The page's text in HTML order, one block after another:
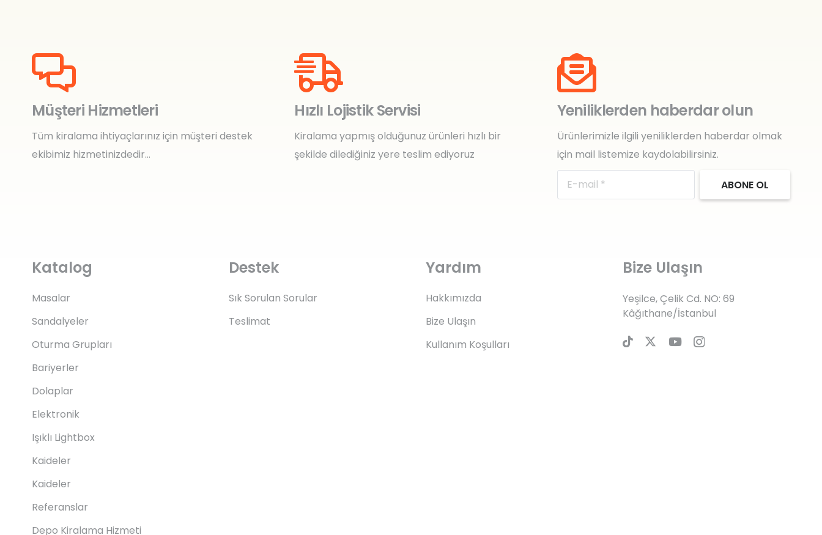
Müşteri Hizmetleri
Tüm kiralama ihtiyaçlarınız için müşteri destek
ekibimiz hizmetinizdedir…
Hızlı Lojistik Servisi
Kiralama yapmış olduğunuz ürünleri hızlı bir
şekilde dilediğiniz yere teslim ediyoruz
Yeniliklerden haberdar olun
Ürünlerimizle ilgili yeniliklerden haberdar olmak
için mail listemize kaydolabilirsiniz.
ABONE OL
Katalog
Masalar
Sandalyeler
Oturma Grupları
Bariyerler
Dolaplar
Elektronik
Işıklı Lightbox
Kaideler
Kaideler
Referanslar
Depo Kiralama Hizmeti
Destek
Sık Sorulan Sorular
Teslimat
Yardım
Hakkımızda
Bize Ulaşın
Kullanım Koşulları
Bize Ulaşın
Yeşilce, Çelik Cd. NO: 69
Kâğıthane/İstanbul